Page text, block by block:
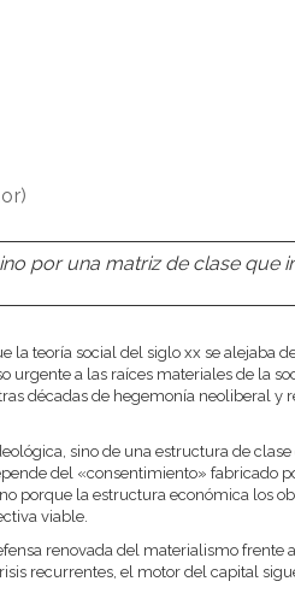
por una matriz de clase que
la teoría social del siglo xx se alejaba
urgente a las raíces materiales de la
décadas de hegemonía neoliberal y
sino de una estructura de
del «consentimiento» fabricado
porque la estructura económica los
viable.
renovada del materialismo frente
recurrentes, el motor del capital